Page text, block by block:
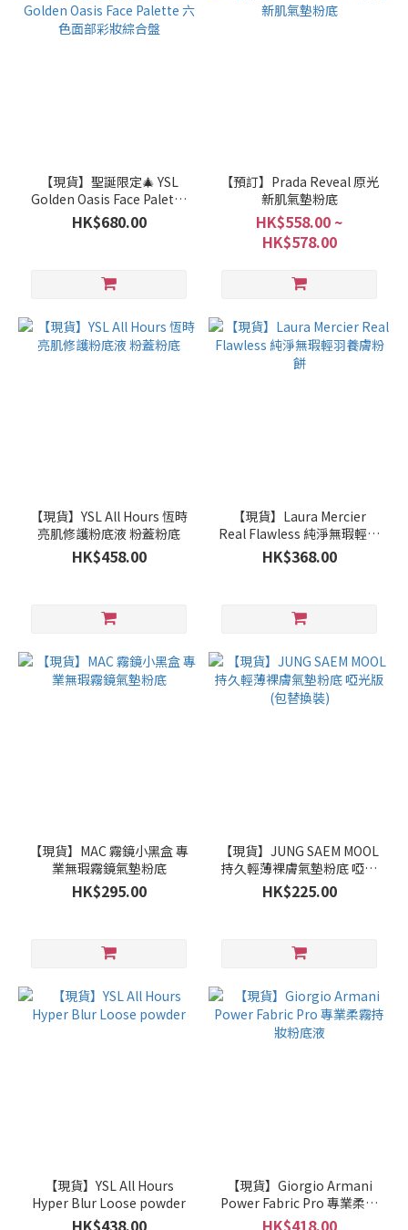
【現貨】聖誕限定🎄 YSL
Golden Oasis Face Palette
六色面部彩妝綜合盤
HK$680.00
【預訂】Prada Reveal 原光
新肌氣墊粉底
HK$558.00 ~
HK$578.00
【現貨】YSL All Hours 恆時
亮肌修護粉底液 粉蓋粉底
HK$458.00
【現貨】Laura Mercier
Real Flawless 純淨無瑕輕羽
養膚粉餅
HK$368.00
【現貨】MAC 霧鏡小黑盒 專
業無瑕霧鏡氣墊粉底
HK$295.00
【現貨】JUNG SAEM MOOL
持久輕薄裸膚氣墊粉底 啞光
版 (包替換裝)
HK$225.00
【現貨】YSL All Hours
Hyper Blur Loose powder
HK$438.00
【現貨】Giorgio Armani
Power Fabric Pro 專業柔霧
持妝粉底液
HK$418.00